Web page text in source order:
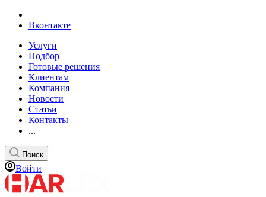
Вконтакте
Услуги
Подбор
Готовые решения
Клиентам
Компания
Новости
Статьи
Контакты
...
Поиск
Войти